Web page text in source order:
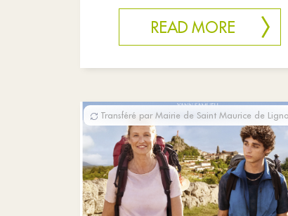
READ MORE
Transféré par Mairie de Saint Maurice de